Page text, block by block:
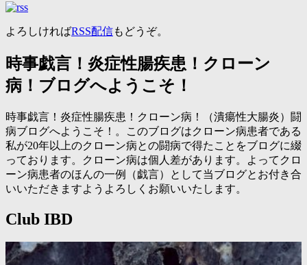
よろしければRSS配信もどうぞ。
時事戯言！炎症性腸疾患！クローン
病！ブログへようこそ！
時事戯言！炎症性腸疾患！クローン病！（潰瘍性大腸炎）闘
病ブログへようこそ！。このブログはクローン病患者である
私が20年以上のクローン病との闘病で得たことをブログに綴
っております。クローン病は個人差があります。よってクロ
ーン病患者のほんの一例（戯言）として当ブログとお付き合
いいただきますようよろしくお願いいたします。
Club IBD